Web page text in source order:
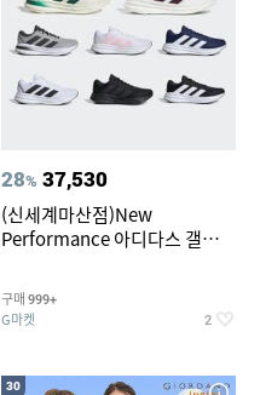
28% 37,530
(신세계마산점)New
Performance 아디다스 갤럭시
구매 999+
G마켓 2
30